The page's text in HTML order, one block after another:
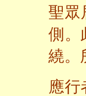
聖眾
側。
繞。
應